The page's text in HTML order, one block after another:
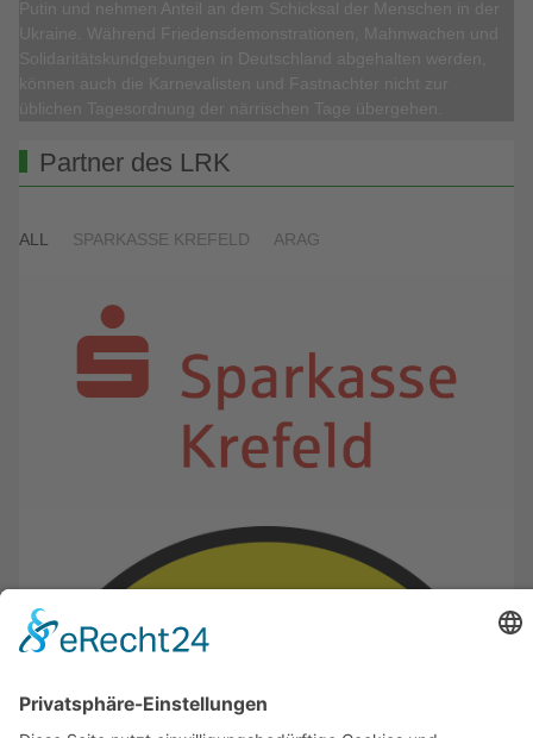
Partner des LRK
ALL SPARKASSE KREFELD ARAG